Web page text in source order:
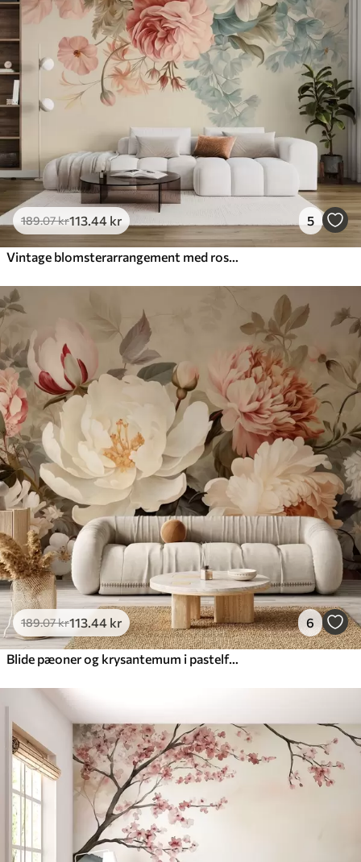
189.07kr113 .44 kr 5
189.07kr113.44 kr 6
Blide pæoner og krysantemum i pastelfarver